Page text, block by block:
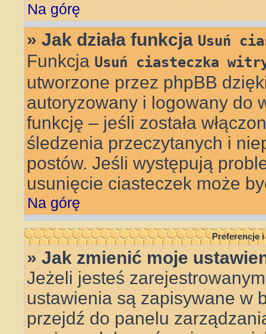
Na górę
» Jak działa funkcja Usuń
Funkcja Usuń ciasteczka
utworzone przez phpBB
autoryzowany i logowany do
funkcję – jeśli została
śledzenia przeczytanych i
postów. Jeśli występują
usunięcie ciasteczek może
Na górę
Preferencje
» Jak zmienić moje
Jeżeli jesteś
ustawienia są zapisywane w
przejdź do panelu